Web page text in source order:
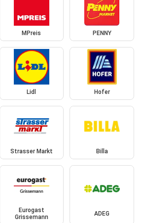
MPreis PENNY
Lidl Hofer
Strasser Markt Billa
Eurogast
Grissemann
ADEG